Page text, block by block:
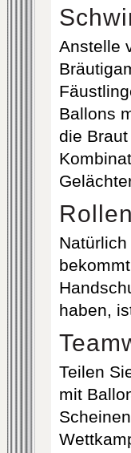
Anstelle
Ballons
die
haben,
Teilen
mit